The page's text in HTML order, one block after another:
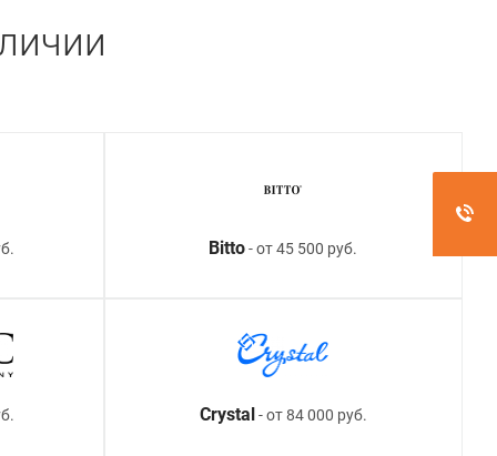
Bitto- от 45 500 руб.
Crystal - от 84 000 руб.